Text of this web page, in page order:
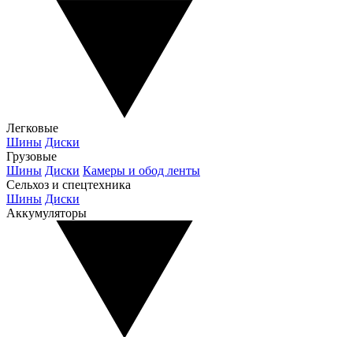
Легковые
Шины Диски
Грузовые
Шины Диски Камеры и обод ленты
Сельхоз и спецтехника
Шины Диски
Аккумуляторы